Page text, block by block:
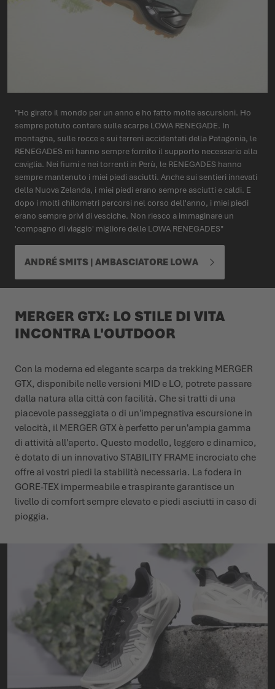
"Ho girato il mondo per un anno e ho fatto molte escursioni. Ho
sempre potuto contare sulle scarpe LOWA RENEGADE. In
montagna, sulle rocce e sui terreni accidentati della Patagonia, le
RENEGADES mi hanno sempre fornito il supporto necessario alla
caviglia. Nei fiumi e nei torrenti in Perù, le RENEGADES hanno
sempre mantenuto i miei piedi asciutti. Anche sui sentieri innevati
della Nuova Zelanda, i miei piedi erano sempre asciutti e caldi. E
dopo i molti chilometri percorsi nel corso dell'anno, i miei piedi
erano sempre privi di vesciche. Non riesco a immaginare un
'compagno di viaggio' migliore delle LOWA RENEGADES"
ANDRÉ SMITS | AMBASCIATORE LOWA
MERGER GTX: LO STILE DI VITA
INCONTRA L'OUTDOOR
Con la moderna ed elegante scarpa da trekking MERGER
GTX, disponibile nelle versioni MID e LO, potrete passare
dalla natura alla città con facilità. Che si tratti di una
piacevole passeggiata o di un'impegnativa escursione in
velocità, il MERGER GTX è perfetto per un'ampia gamma
di attività all'aperto. Questo modello, leggero e dinamico,
è dotato di un innovativo STABILITY FRAME incrociato che
offre ai vostri piedi la stabilità necessaria. La fodera in
GORE-TEX impermeabile e traspirante garantisce un
livello di comfort sempre elevato e piedi asciutti in caso di
pioggia.